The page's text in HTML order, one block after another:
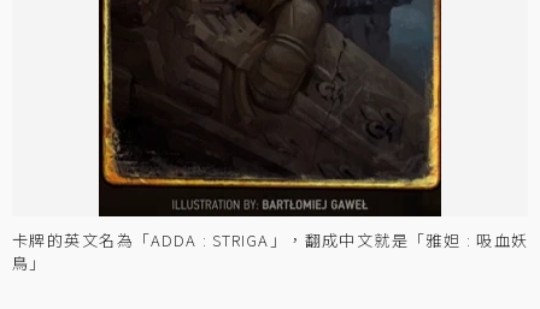
卡牌的英文名為「ADDA : STRIGA」，翻成中文就是「雅妲 : 吸血妖
鳥」